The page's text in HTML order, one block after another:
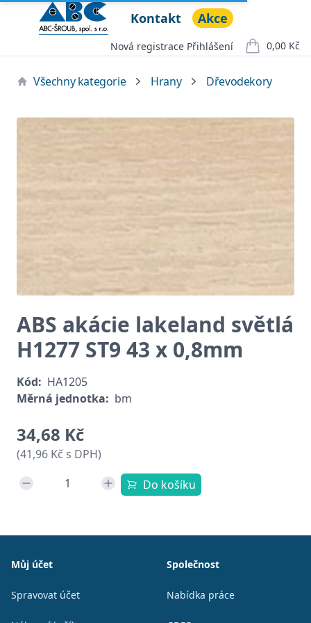
Open menu
ABC ŠROUB, spol. s r.o.Kontakt Akce
Nová registrace Přihlášení 0,00 Kč
položek v
Všechny kategorie
Hrany Dřevodekory
ABS akácie lakeland světlá
H1277 ST9 43 x 0,8mm
Kód: HA1205
Měrná jednotka: bm
34,68 Kč
(41,96 Kč s DPH)
Do košíku
Můj účet
Spravovat účet
Společnost
Nabídka práce